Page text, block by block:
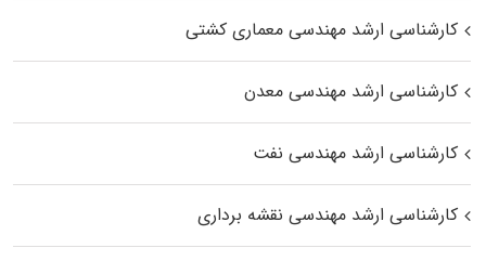
کارشناسی ارشد مهندسی معماری کشتی
کارشناسی ارشد مهندسی معدن
کارشناسی ارشد مهندسی نفت
کارشناسی ارشد مهندسی نقشه برداری